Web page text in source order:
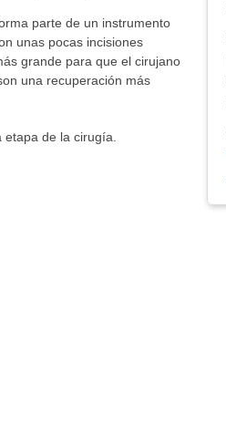
parte de un instrumento
unas pocas incisiones
grande para que el cirujano
una recuperación más
de la cirugía.